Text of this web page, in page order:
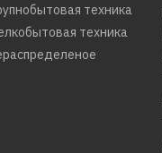
техника
техника